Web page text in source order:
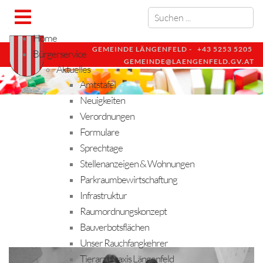
GEMEINDE LÄNGENFELD - +43 5253 5205
GEMEINDE@LAENGENFELD.GV.AT
Home
Bürgerservice
Aktuelles
Amtstafel
Neuigkeiten
Verordnungen
Formulare
Sprechtage
Stellenanzeigen & Wohnungen
Parkraumbewirtschaftung
Infrastruktur
Raumordnungskonzept
Bauverbotsflächen
Unser Rauchfangkehrer
Tierarztpraxis Längenfeld